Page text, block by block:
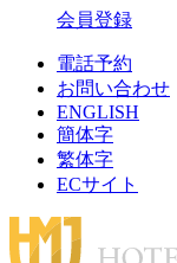
会員登録
電話予約
お問い合わせ
ENGLISH
簡体字
繁体字
ECサイト